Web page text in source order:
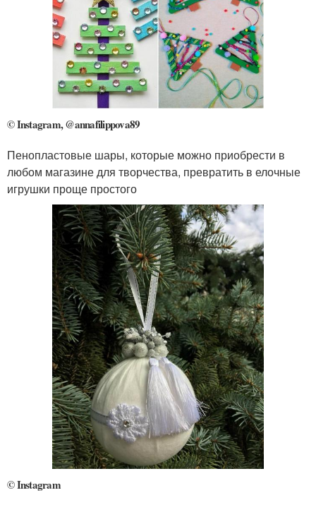
© Instagram, @annafilippova89
Пенопластовые шары, которые можно приобрести в
любом магазине для творчества, превратить в елочные
игрушки проще простого
© Instagram